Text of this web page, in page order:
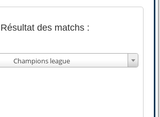
Résultat des matchs :
Champions league